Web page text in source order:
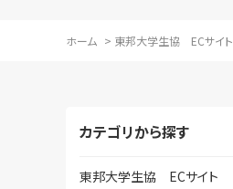
ホーム > 東邦大学生協 ECサイト
カテゴリから探す
東邦大学生協 ECサイト